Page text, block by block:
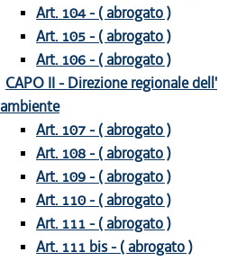
Art. 104 - ( abrogato )
Art. 105 - ( abrogato )
Art. 106 - ( abrogato )
CAPO II - Direzione regionale dell'
ambiente
Art. 107 - ( abrogato )
Art. 108 - ( abrogato )
Art. 109 - ( abrogato )
Art. 110 - ( abrogato )
Art. 111 - ( abrogato )
Art. 111 bis - ( abrogato )